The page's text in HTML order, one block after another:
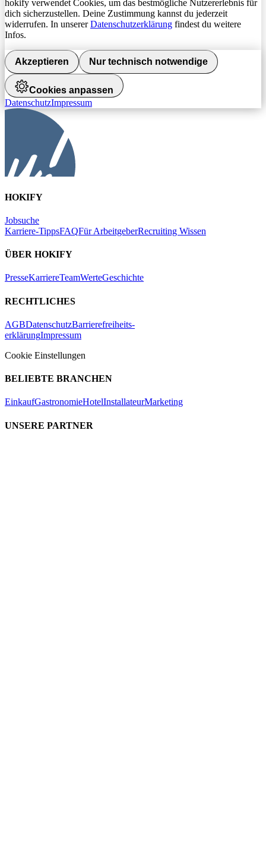
hokify verwendet Cookies, um das bestmögliche Nutzererlebnis für
dich sicherzustellen. Deine Zustimmung kannst du jederzeit
widerrufen. In unsererDatenschutzerklärung findest du weitere
Infos.
Akzeptieren Nur technisch notwendige
Cookies anpassen
DatenschutzImpressum
HOKIFY
Jobsuche
Karriere-TippsFAQFür ArbeitgeberRecruiting Wissen
ÜBER HOKIFY
PresseKarriereTeamWerteGeschichte
RECHTLICHES
AGBDatenschutzBarrierefreiheits-
erklärungImpressum
Cookie Einstellungen
BELIEBTE BRANCHEN
EinkaufGastronomieHotelInstallateurMarketing
UNSERE PARTNER